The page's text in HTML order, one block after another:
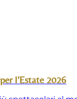
l’Estate 2026